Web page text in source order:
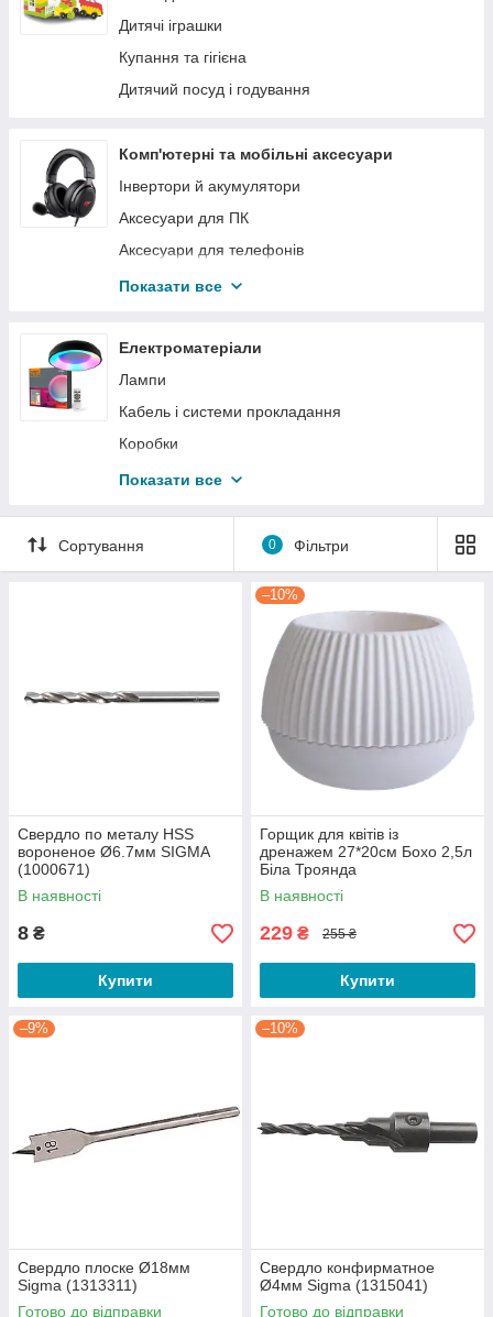
Дитячі іграшки
Купання та гігієна
Дитячий посуд і годування
Комп'ютерні та мобільні аксесуари
Інвертори й акумулятори
Аксесуари для ПК
Аксесуари для телефонів
Аксесуари для авто
Карти пам'яті
Витратні матеріали для принтера
Аксесуари для телевізорів
Показати все
Електроматеріали
Лампи
Кабель і системи прокладання
Коробки
Захист і керування електромережами
Монтажні елементи
Освітлювальні прилади
Показати все
Сортування 0 Фільтри
Свердло по металу HSS
вороненое Ø6.7мм SIGMA
(1000671)
В наявності
8 ₴
Купити
–10%
Горщик для квітів із
дренажем 27*20см Бохо 2,5л
Біла Троянда
В наявності
229 ₴ 255 ₴
Купити
–9%
Свердло плоске Ø18мм
Sigma (1313311)
Готово до відправки
–10%
Свердло конфирматное
Ø4мм Sigma (1315041)
Готово до відправки